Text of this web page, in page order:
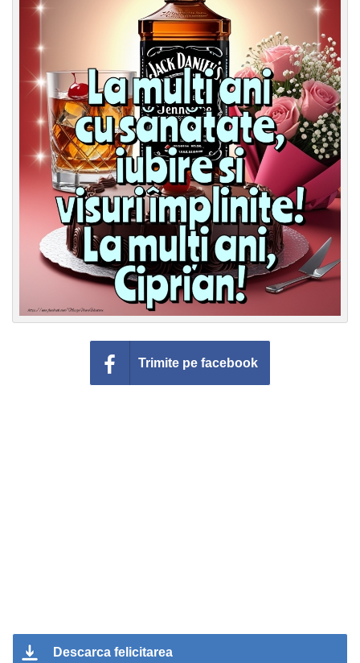
Conecteaza-te
Trimite pe facebook
Descarca felicitarea